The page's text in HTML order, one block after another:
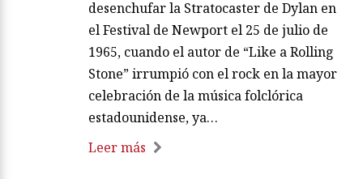
desenchufar la Stratocaster de Dylan en
el Festival de Newport el 25 de julio de
1965, cuando el autor de “Like a Rolling
Stone” irrumpió con el rock en la mayor
celebración de la música folclórica
estadounidense, ya…
Leer más